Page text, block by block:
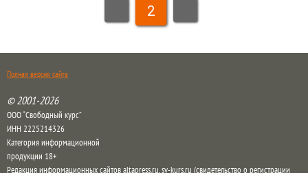
2
Полная версия сайта
© 2001-2026
ООО “Свободный курс”
ИНН 2225214326
Категория информационной
продукции 18+
Редакция информационных сайтов altapress.ru, sv-kurs.ru (свидетельство о регистрации